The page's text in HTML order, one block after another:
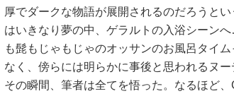
厚でダークな物語が展開されるのだろうと
はいきなり夢の中、ゲラルトの入浴シーン
も髭もじゃもじゃのオッサンのお風呂タイ
なく、傍らには明らかに事後と思われるヌ
その瞬間、筆者は全てを悟った。なるほど